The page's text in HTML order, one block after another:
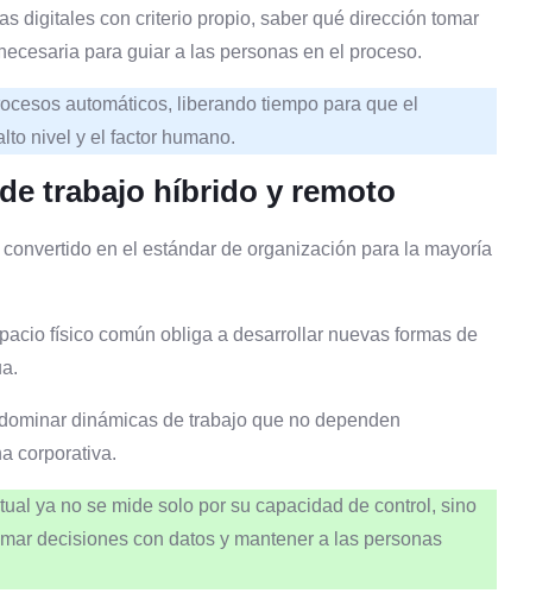
digitales con criterio propio, saber qué dirección tomar
para guiar a las personas en el proceso.
automáticos, liberando tiempo para que el
nivel y el factor humano.
trabajo híbrido y remoto
en el estándar de organización para la mayoría
físico común obliga a desarrollar nuevas formas de
dinámicas de trabajo que no dependen
corporativa.
ya no se mide solo por su capacidad de control, sino
decisiones con datos y mantener a las personas